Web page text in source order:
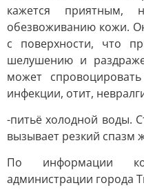
кажется приятным,
обезвоживанию кожи.
с поверхности, что
шелушению и
может
инфекции, отит,
-питьё холодной воды.
вызывает резкий спазм
По информации
администрации города